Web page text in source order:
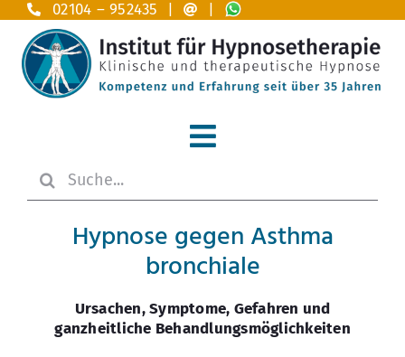
Zum
Inhalt
springen
02104 – 952435 |
Toggle
Home
Hypnosetherapie
Das Institut
Suche
nach:
Hypnose gegen Asthma
bronchiale
Ursachen, Symptome, Gefahren und
ganzheitliche Behandlungsmöglichkeiten